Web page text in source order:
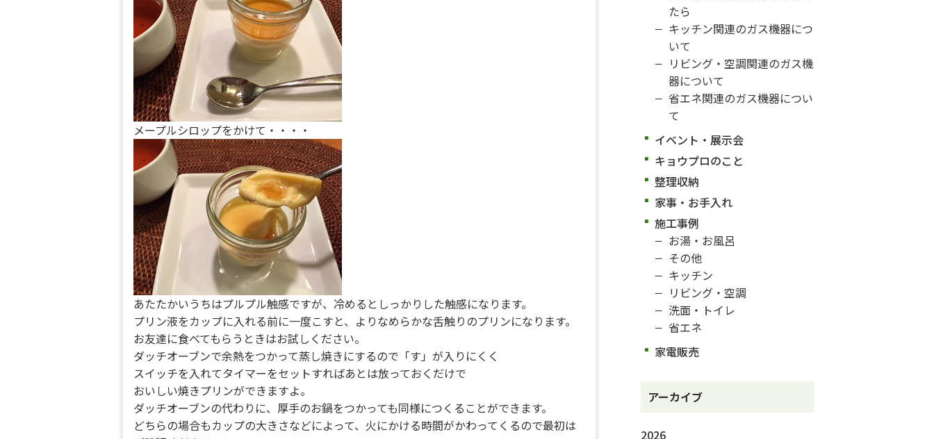
メープルシロップをかけて・・・・
あたたかいうちはプルプル触感ですが、冷めるとしっかりした触感になります。
プリン液をカップに入れる前に一度こすと、よりなめらかな舌触りのプリンになります。
お友達に食べてもらうときはお試しください。
ダッチオーブンで余熱をつかって蒸し焼きにするので「す」が入りにくく
スイッチを入れてタイマーをセットすればあとは放っておくだけで
おいしい焼きプリンができますよ。
ダッチオーブンの代わりに、厚手のお鍋をつかっても同様につくることができます。
どちらの場合もカップの大きさなどによって、火にかける時間がかわってくるので最初は
たら
キッチン関連のガス機器につ
いて
リビング・空調関連のガス機
器について
省エネ関連のガス機器につい
て
イベント・展示会
キョウプロのこと
整理収納
家事・お手入れ
施工事例
お湯・お風呂
その他
キッチン
リビング・空調
洗面・トイレ
省エネ
家電販売
アーカイブ
2026